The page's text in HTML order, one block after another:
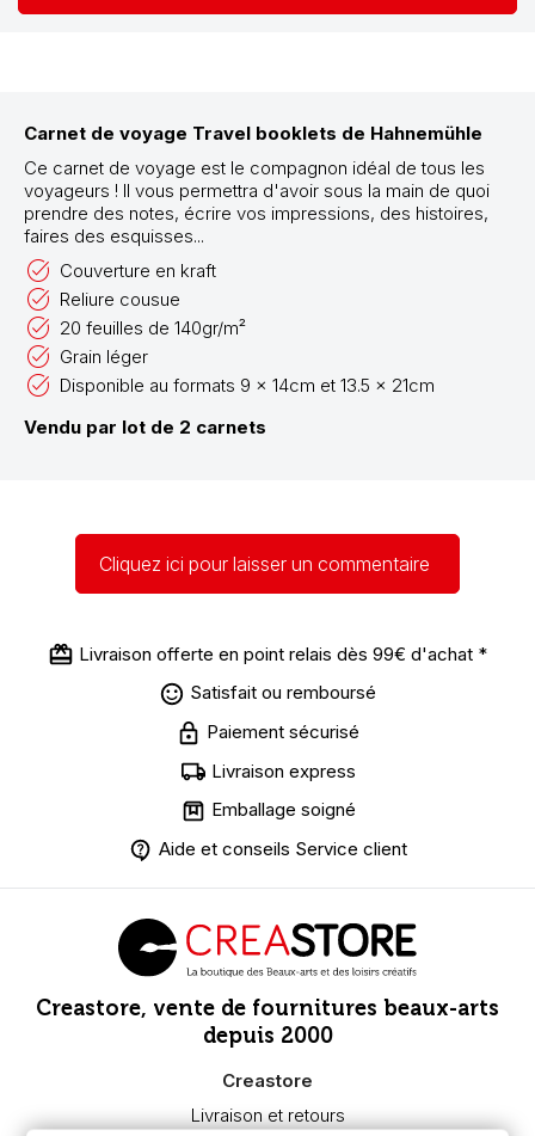
Carnet de voyage Travel booklets de Hahnemühle
Ce carnet de voyage est le compagnon idéal de tous les
voyageurs ! Il vous permettra d'avoir sous la main de quoi
prendre des notes, écrire vos impressions, des histoires,
faires des esquisses...
Couverture en kraft
Reliure cousue
20 feuilles de 140gr/m²
Grain léger
Disponible au formats 9 x 14cm et 13.5 x 21cm
Vendu par lot de 2 carnets
Cliquez ici pour laisser un commentaire
Livraison offerte en point relais dès 99€ d'achat *
Satisfait ou remboursé
Paiement sécurisé
Livraison express
Emballage soigné
Aide et conseils Service client
Creastore, vente de fournitures beaux-arts
depuis 2000
Creastore
Livraison et retours